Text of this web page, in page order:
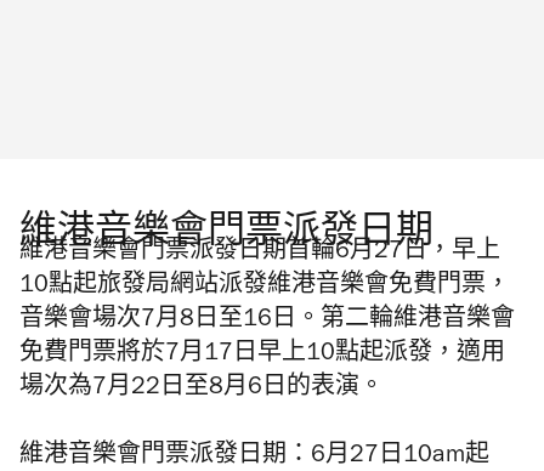
維港音樂會門票派發日期
維港音樂會門票派發日期首輪6月27日，早上
10點起旅發局網站派發維港音樂會免費門票，
音樂會場次7月8日至16日。第二輪維港音樂會
免費門票將於7月17日早上10點起派發，適用
場次為7月22日至8月6日的表演。
維港音樂會門票派發日期：6月27日10am起